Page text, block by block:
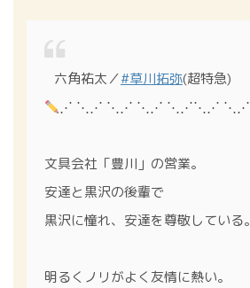
⠀六角祐太／#草川拓弥(超特急)
⋰ ⋱⋰ ⋱⋰ ⋱⋰ ⋱⋰⋱⋰ ⋱⋰
文具会社「豊川」の営業。
安達と黒沢の後輩で
黒沢に憧れ、安達を尊敬している。
明るくノリがよく友情に熱い。